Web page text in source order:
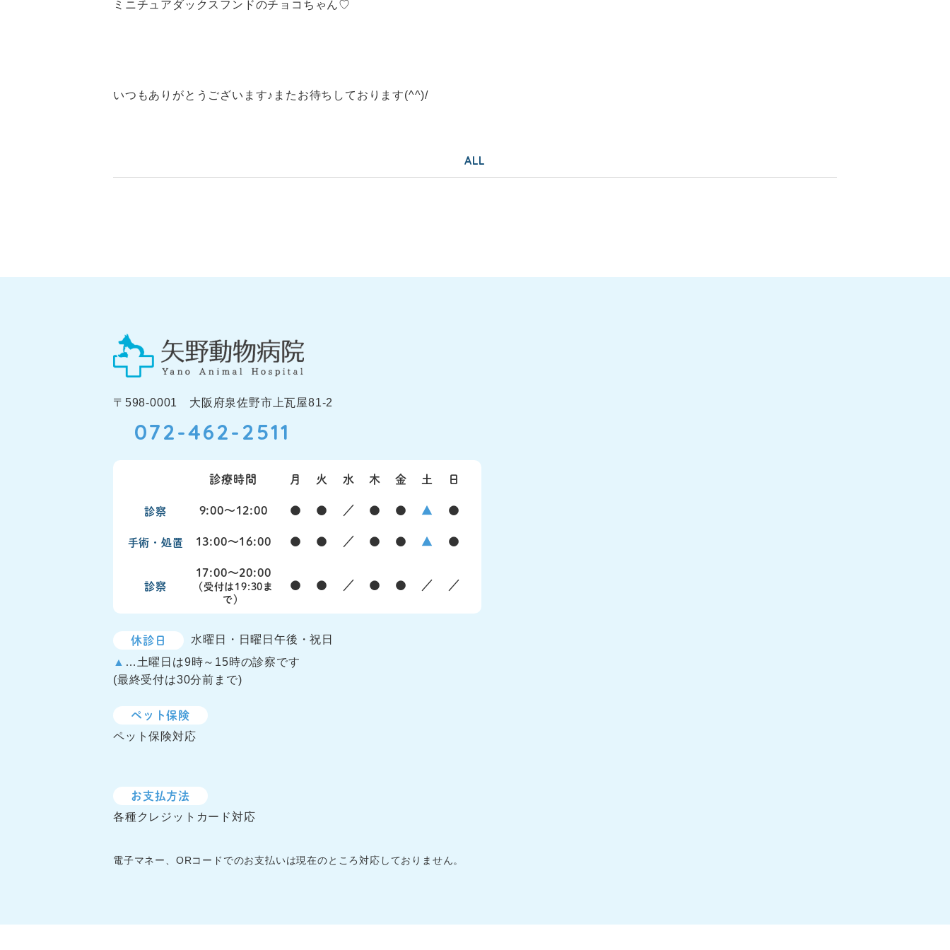
ミニチュアダックスフンドのチョコちゃん♡
いつもありがとうございます♪またお待ちしております(^^)/
ALL
〒598-0001 大阪府泉佐野市上瓦屋81-2
072-462-2511
診療時間 月 火 水 木 金 土 日
診察 9:00〜12:00 ● ● ／ ● ● ▲ ●
手術・処置 13:00〜16:00 ● ● ／ ● ● ▲ ●
診察
17:00〜20:00
（受付は19:30ま
で）
● ● ／ ● ● ／ ／
休診日
水曜日・日曜日午後・祝日
▲ …土曜日は9時～15時の診察です
(最終受付は30分前まで)
ペット保険
ペット保険対応
お支払方法
各種クレジットカード対応
電子マネー、ORコードでのお支払いは現在のところ対応しておりません。